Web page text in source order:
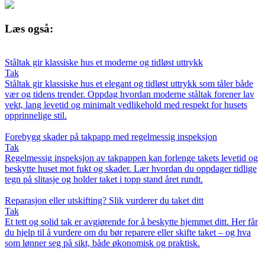
Læs også:
Ståltak gir klassiske hus et moderne og tidløst uttrykk
Tak
Ståltak gir klassiske hus et elegant og tidløst uttrykk som tåler både
vær og tidens trender. Oppdag hvordan moderne ståltak forener lav
vekt, lang levetid og minimalt vedlikehold med respekt for husets
opprinnelige stil.
Forebygg skader på takpapp med regelmessig inspeksjon
Tak
Regelmessig inspeksjon av takpappen kan forlenge takets levetid og
beskytte huset mot fukt og skader. Lær hvordan du oppdager tidlige
tegn på slitasje og holder taket i topp stand året rundt.
Reparasjon eller utskifting? Slik vurderer du taket ditt
Tak
Et tett og solid tak er avgjørende for å beskytte hjemmet ditt. Her får
du hjelp til å vurdere om du bør reparere eller skifte taket – og hva
som lønner seg på sikt, både økonomisk og praktisk.